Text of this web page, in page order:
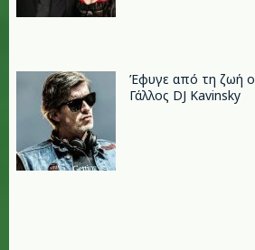
Έφυγε από τη ζωή ο
Γάλλος DJ Kavinsky